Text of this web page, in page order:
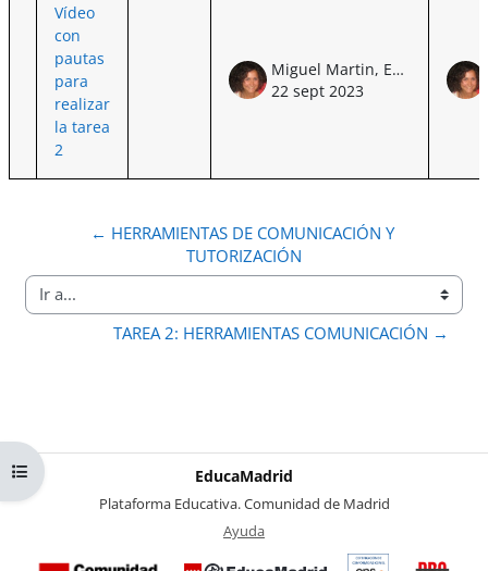
Abrir índice del curso
Vídeo
con
pautas
para
realizar
la tarea
2
Miguel Martin, Eva Irene de
22 sept 2023
← HERRAMIENTAS DE COMUNICACIÓN Y
TUTORIZACIÓN
Ir a...
TAREA 2: HERRAMIENTAS COMUNICACIÓN →
EducaMadrid
Plataforma Educativa. Comunidad de Madrid
Ayuda
Certificación